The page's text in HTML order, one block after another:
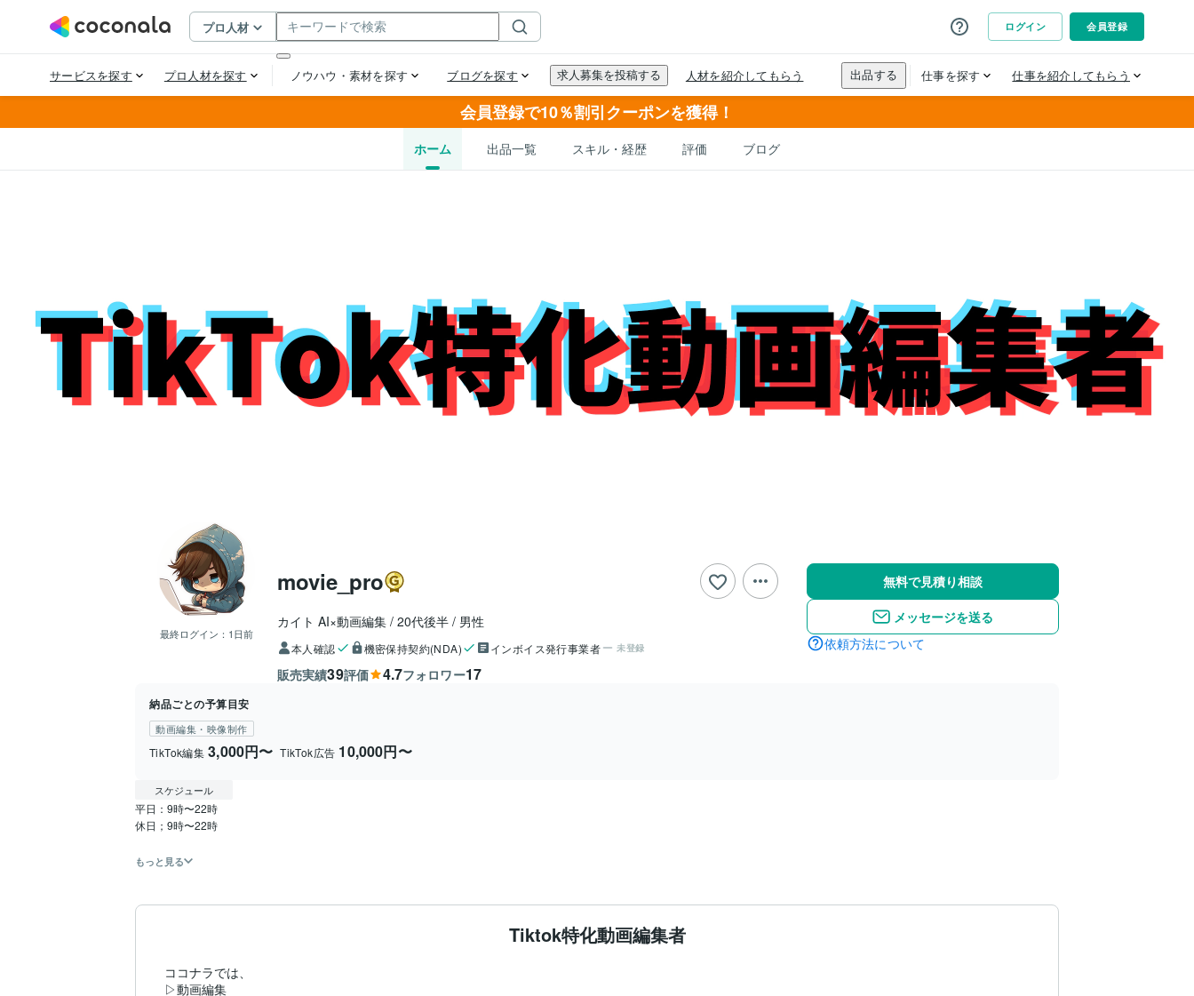
会員登録で10％割引クーポンを獲得！
ホーム 出品一覧 スキル・経歴 評価 ブログ
最終ログイン： 1日前
movie_pro
カイト AI×動画編集 20代後半 男性
本人確認 機密保持契約(NDA) インボイス発行事業者 未登録
販売実績39評価 4.7フォロワー17
無料で見積り相談
メッセージを送る
依頼方法について
納品ごとの予算目安
動画編集・映像制作
TikTok編集 3,000円〜 TikTok広告 10,000円〜
スケジュール
平日：9時〜22時
休日；9時〜22時
もっと見る
Tiktok特化動画編集者
ココナラでは、
▷動画編集